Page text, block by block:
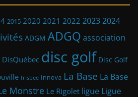
2015 2020 2021 2022 20232024
ADGM ADGQ association
disc golf Disc Golf
frisbee Innova La Base La Base
Monstre Le Rigolet ligue Ligue